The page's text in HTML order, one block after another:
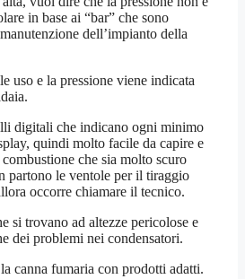
in base ai “bar” che sono
dell’impianto della
uso e la pressione viene indicata
digitali che indicano ogni minimo
quindi molto facile da capire e
che sia molto scuro
partono le ventole per il tiraggio
occorre chiamare il tecnico.
si trovano ad altezze pericolose e
dei problemi nei condensatori.
canna fumaria con prodotti adatti.